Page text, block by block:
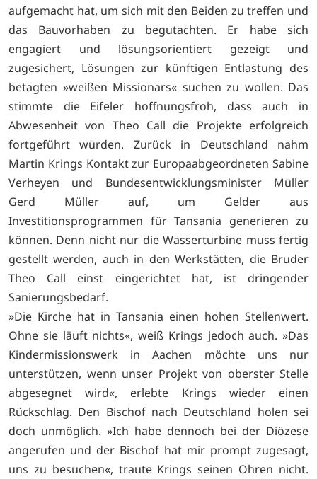
aufgemacht hat, um sich mit den Beiden zu treffen und
das Bauvorhaben zu begutachten. Er habe sich
engagiert und lösungsorientiert gezeigt und
zugesichert, Lösungen zur künftigen Entlastung des
betagten »weißen Missionars« suchen zu wollen. Das
stimmte die Eifeler hoffnungsfroh, dass auch in
Abwesenheit von Theo Call die Projekte erfolgreich
fortgeführt würden. Zurück in Deutschland nahm
Martin Krings Kontakt zur Europaabgeordneten Sabine
Verheyen und Bundesentwicklungsminister Müller
Gerd Müller auf, um Gelder aus
Investitionsprogrammen für Tansania generieren zu
können. Denn nicht nur die Wasserturbine muss fertig
gestellt werden, auch in den Werkstätten, die Bruder
Theo Call einst eingerichtet hat, ist dringender
Sanierungsbedarf.
»Die Kirche hat in Tansania einen hohen Stellenwert.
Ohne sie läuft nichts«, weiß Krings jedoch auch. »Das
Kindermissionswerk in Aachen möchte uns nur
unterstützen, wenn unser Projekt von oberster Stelle
abgesegnet wird«, erlebte Krings wieder einen
Rückschlag. Den Bischof nach Deutschland holen sei
doch unmöglich. »Ich habe dennoch bei der Diözese
angerufen und der Bischof hat mir prompt zugesagt,
uns zu besuchen«, traute Krings seinen Ohren nicht.